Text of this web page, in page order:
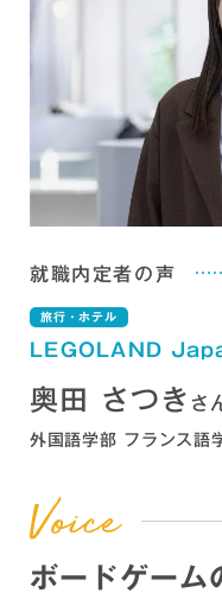
就職内定者の声
旅行・ホテル
LEGOLAND
奥田 さつき さ
外国語学部 フランス語
ボードゲーム